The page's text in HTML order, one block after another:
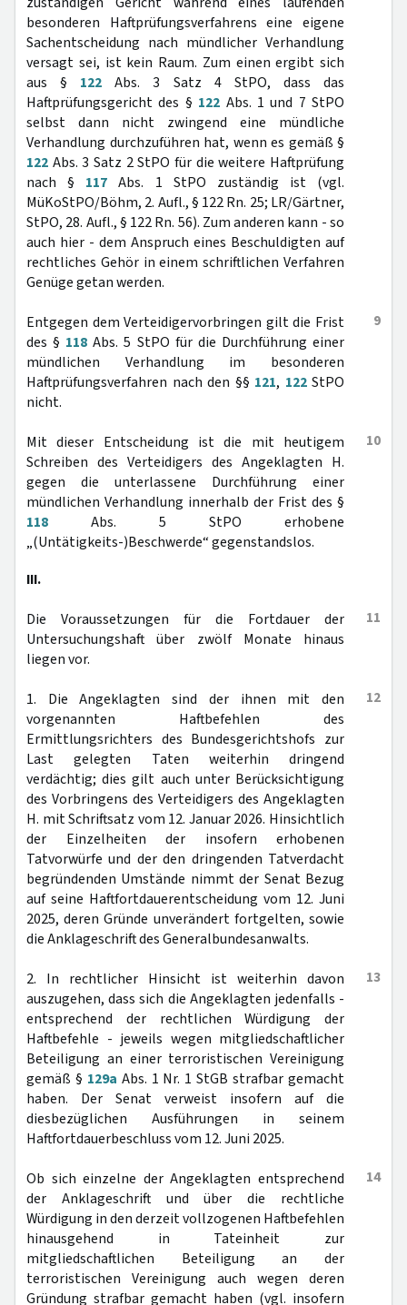
besonderen Haftprüfungsverfahrens eine eigene
Sachentscheidung nach mündlicher Verhandlung
versagt sei, ist kein Raum. Zum einen ergibt sich
aus § 122 Abs. 3 Satz 4 StPO, dass das
Haftprüfungsgericht des § 122 Abs. 1 und 7 StPO
selbst dann nicht zwingend eine mündliche
Verhandlung durchzuführen hat, wenn es gemäß §
122 Abs. 3 Satz 2 StPO für die weitere Haftprüfung
nach § 117 Abs. 1 StPO zuständig ist (vgl.
MüKoStPO/Böhm, 2. Aufl., § 122 Rn. 25; LR/Gärtner,
StPO, 28. Aufl., § 122 Rn. 56). Zum anderen kann - so
auch hier - dem Anspruch eines Beschuldigten auf
rechtliches Gehör in einem schriftlichen Verfahren
Genüge getan werden.
9
Entgegen dem Verteidigervorbringen gilt die Frist
des § 118 Abs. 5 StPO für die Durchführung einer
mündlichen Verhandlung im besonderen
Haftprüfungsverfahren nach den §§ 121, 122StPO
nicht.
10
Mit dieser Entscheidung ist die mit heutigem
Schreiben des Verteidigers des Angeklagten H.
gegen die unterlassene Durchführung einer
mündlichen Verhandlung innerhalb der Frist des §
118 Abs. 5 StPO erhobene
„(Untätigkeits-)Beschwerde“ gegenstandslos.
III.
11
Die Voraussetzungen für die Fortdauer der
Untersuchungshaft über zwölf Monate hinaus
liegen vor.
12
1. Die Angeklagten sind der ihnen mit den
vorgenannten Haftbefehlen des
Ermittlungsrichters des Bundesgerichtshofs zur
Last gelegten Taten weiterhin dringend
verdächtig; dies gilt auch unter Berücksichtigung
des Vorbringens des Verteidigers des Angeklagten
H. mit Schriftsatz vom 12. Januar 2026. Hinsichtlich
der Einzelheiten der insofern erhobenen
Tatvorwürfe und der den dringenden Tatverdacht
begründenden Umstände nimmt der Senat Bezug
auf seine Haftfortdauerentscheidung vom 12. Juni
2025, deren Gründe unverändert fortgelten, sowie
die Anklageschrift des Generalbundesanwalts.
13
2. In rechtlicher Hinsicht ist weiterhin davon
auszugehen, dass sich die Angeklagten jedenfalls -
entsprechend der rechtlichen Würdigung der
Haftbefehle - jeweils wegen mitgliedschaftlicher
Beteiligung an einer terroristischen Vereinigung
gemäß § 129a Abs. 1 Nr. 1 StGB strafbar gemacht
haben. Der Senat verweist insofern auf die
diesbezüglichen Ausführungen in seinem
Haftfortdauerbeschluss vom 12. Juni 2025.
14
Ob sich einzelne der Angeklagten entsprechend
der Anklageschrift und über die rechtliche
Würdigung in den derzeit vollzogenen Haftbefehlen
hinausgehend in Tateinheit zur
mitgliedschaftlichen Beteiligung an der
terroristischen Vereinigung auch wegen deren
Gründung strafbar gemacht haben (vgl. insofern